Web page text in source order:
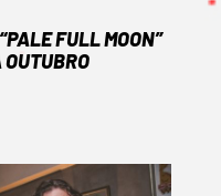
FULL MOON”